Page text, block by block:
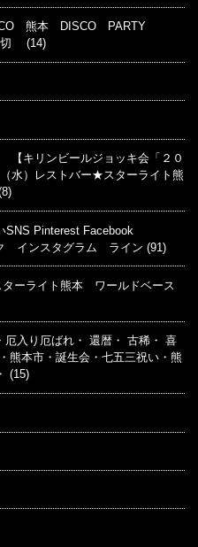
熊本 DISCO PARTY
切 (14)
キリンビールジョッキ会「２０
水）レストバー★スターライト熊
SNS Pinterest Facebook
インスタグラム ライン (91)
ーライト熊本 ワールドベース
厄入り厄ばれ・ 還暦・ 古稀・ 喜
熊本市・誕生会・七五三祝い・熊
(15)